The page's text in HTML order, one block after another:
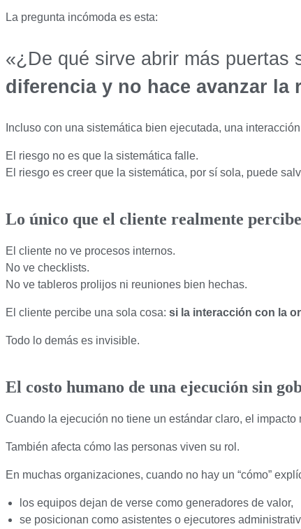
La pregunta incómoda es esta:
«¿De qué sirve abrir más puertas
diferencia y no hace avanzar la
Incluso con una sistemática bien ejecutada, una
El riesgo no es que la sistemática falle.
El riesgo es creer que la sistemática, por sí sola, puede
Lo único que el cliente realmente percibe
El cliente no ve procesos internos.
No ve checklists.
No ve tableros prolijos ni reuniones bien hechas.
El cliente percibe una sola cosa: si la interacción con la
Todo lo demás es invisible.
El costo humano de una ejecución sin
Cuando la ejecución no tiene un estándar claro, el impacto
También afecta cómo las personas viven su rol.
En muchas organizaciones, cuando no hay un “cómo”
los equipos dejan de verse como generadores de valor,
se posicionan como asistentes o ejecutores